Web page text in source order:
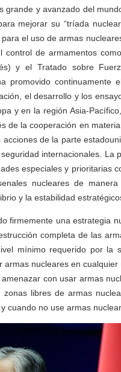
grande y avanzado del
mejorar su “tríada
el uso de armas
de armamentos
y el Tratado sobre
promovido continuamente
el desarrollo y los
y en la región Asia-
de la cooperación en
de la parte
internacionales. La
especiales y prioritarias
nucleares de
y la estabilidad
firmemente una estrategia
completa de las
mínimo requerido por la
nucleares en
con usar armas
libres de armas
cuando no use armas